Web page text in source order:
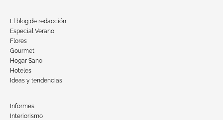
El blog de redacción
Especial Verano
Flores
Gourmet
Hogar Sano
Hoteles
Ideas y tendencias
Informes
Interiorismo